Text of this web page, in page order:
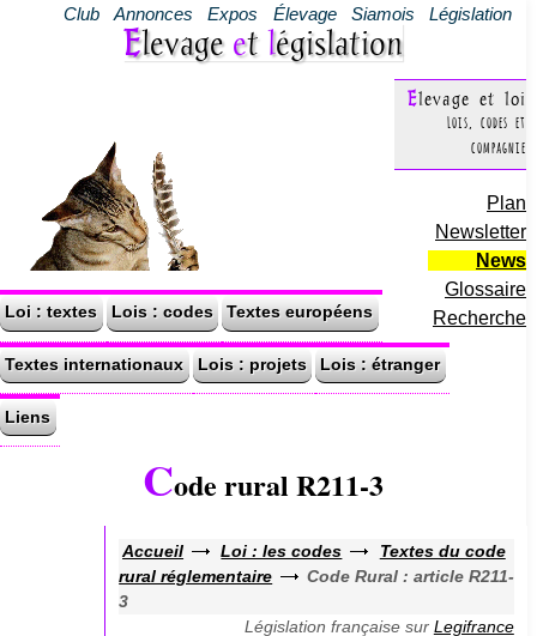
Club Annonces Expos Élevage Siamois Législation
Elevage et législation
Elevage et loi
Lois, codes et
compagnie
Plan
Newsletter
News
Glossaire
Recherche
Loi : textes Lois : codes Textes européens
Textes internationaux Lois : projets Lois : étranger
Liens
Code rural R211-3
Accueil Loi : les codes
Textes du code
rural réglementaire
Code Rural : article R211-
3
Législation française sur Legifrance